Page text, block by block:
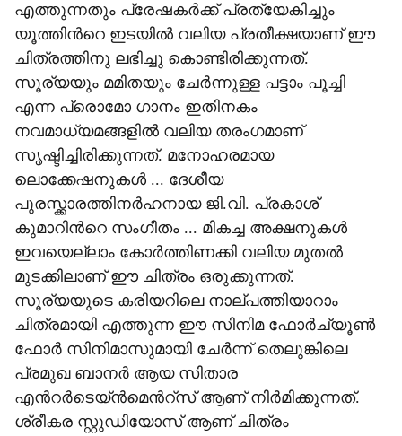
എത്തുന്നതും പ്രേഷകർക്ക് പ്രത്യേകിച്ചും
യൂത്തിന്‍റെ ഇടയിൽ വലിയ പ്രതീക്ഷയാണ് ഈ
ചിത്രത്തിനു ലഭിച്ചു കൊണ്ടിരിക്കുന്നത്.
സൂര്യയും മമിതയും ചേർന്നുള്ള പട്ടാം പൂച്ചി
എന്ന പ്രൊമോ ഗാനം ഇതിനകം
നവമാധ്യമങ്ങളിൽ വലിയ തരംഗമാണ്
സൃഷ്ടിച്ചിരിക്കുന്നത്. മനോഹരമായ
ലൊക്കേഷനുകൾ ... ദേശീയ
പുരസ്ക്കാരത്തിനർഹനായ ജി.വി. പ്രകാശ്
കുമാറിന്‍റെ സംഗീതം ... മികച്ച അക്ഷനുകൾ
ഇവയെല്ലാം കോർത്തിണക്കി വലിയ മുതൽ
മുടക്കിലാണ് ഈ ചിത്രം ഒരുക്കുന്നത്.
സൂര്യയുടെ കരിയറിലെ നാല്പത്തിയാറാം
ചിത്രമായി എത്തുന്ന ഈ സിനിമ ഫോർച്യൂൺ
ഫോര്‍ സിനിമാസുമായി ചേര്‍ന്ന് തെലുങ്കിലെ
പ്രമുഖ ബാനര്‍ ആയ സിതാര
എന്‍റര്‍ടെയ്ന്‍‍മെന്‍റ്സ് ആണ് നിർമിക്കുന്നത്.
ശ്രീകര സ്റ്റുഡിയോസ് ആണ് ചിത്രം